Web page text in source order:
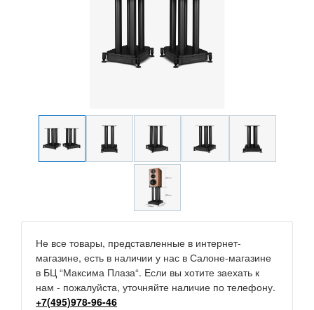
Не все товары, представленные в интернет-
магазине, есть в наличии у нас в Салоне-магазине
в БЦ “Максима Плаза“. Если вы хотите заехать к
нам - пожалуйста, уточняйте наличие по телефону.
+7(495)978-96-46